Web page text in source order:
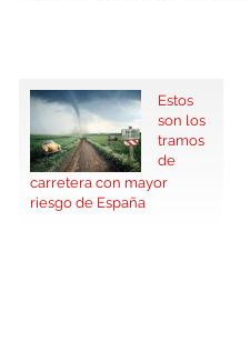
Estos
son los
tramos
de
carretera con mayor
riesgo de España